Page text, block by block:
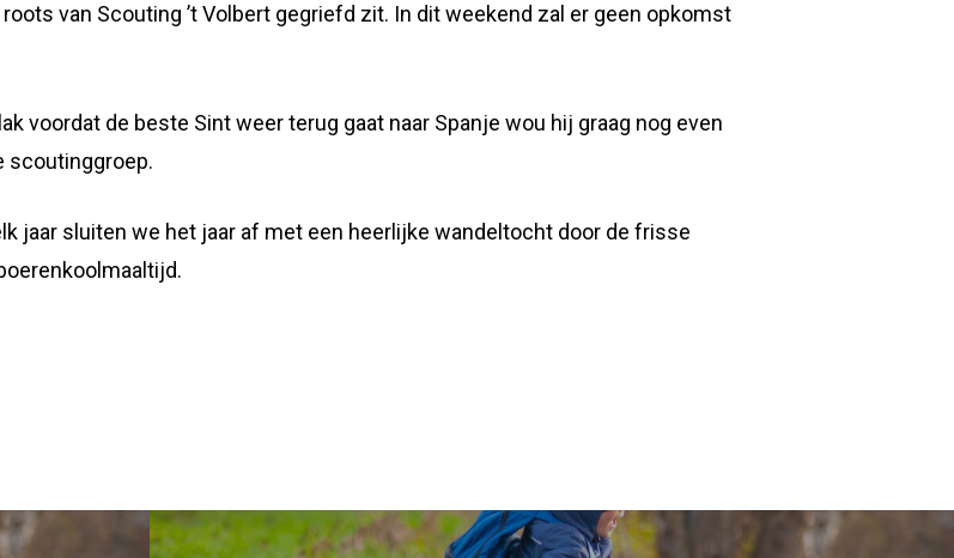
van Scouting ’t Volbert gegriefd zit. In dit weekend zal er geen opkomst
voordat de beste Sint weer terug gaat naar Spanje wou hij graag nog even
scoutinggroep.
jaar sluiten we het jaar af met een heerlijke wandeltocht door de frisse